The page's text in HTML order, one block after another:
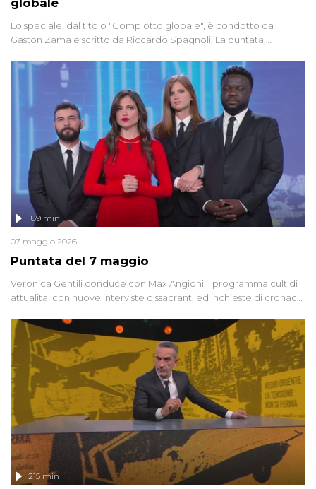
globale
Lo speciale, dal titolo "Complotto globale", è condotto da
Gaston Zama e scritto da Riccardo Spagnoli. La puntata,
racconta l'universo delle narrazioni alternative, dei sospetti
globali e del complottismo che negli ultimi anni hanno invaso
social network, talk show, piazze digitali e immaginario collettivo.
Puntata del 7 maggio
189 min
07 maggio 2026
Veronica Gentili conduce con Max Angioni il programma cult di
attualita' con nuove interviste dissacranti ed inchieste di cronaca
215 min